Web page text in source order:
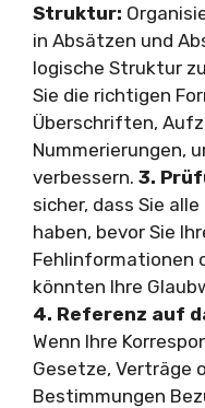
Struktur:
in Absätzen und
logische Struktur
Sie die richtigen
Überschriften,
Nummerierungen,
verbessern. 3.
sicher, dass Sie
haben, bevor Sie
Fehlinformationen
könnten Ihre
4. Referenz auf
Wenn Ihre
Gesetze, Verträge
Bestimmungen